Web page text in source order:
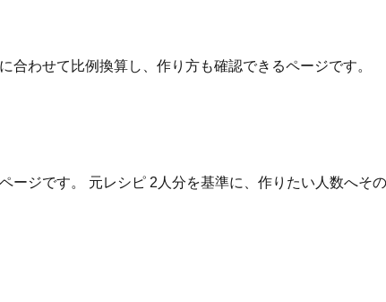
わせて比例換算し、作り方も確認できるページです。
ージです。 元レシピ 2人分を基準に、作りたい人数へそ